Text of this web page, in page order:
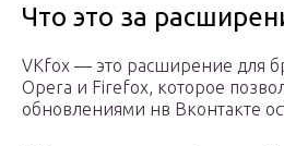
Что это за
VKfox — это расширение для
Opera и Firefox, которое
обновлениями нв Вконтакте